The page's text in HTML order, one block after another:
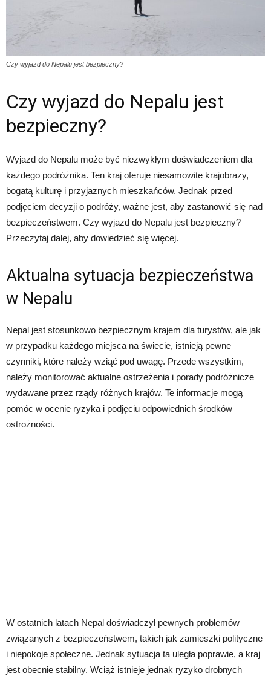
Czy wyjazd do Nepalu jest bezpieczny?
Czy wyjazd do Nepalu jest
bezpieczny?
Wyjazd do Nepalu może być niezwykłym doświadczeniem dla
każdego podróżnika. Ten kraj oferuje niesamowite krajobrazy,
bogatą kulturę i przyjaznych mieszkańców. Jednak przed
podjęciem decyzji o podróży, ważne jest, aby zastanowić się nad
bezpieczeństwem. Czy wyjazd do Nepalu jest bezpieczny?
Przeczytaj dalej, aby dowiedzieć się więcej.
Aktualna sytuacja bezpieczeństwa
w Nepalu
Nepal jest stosunkowo bezpiecznym krajem dla turystów, ale jak
w przypadku każdego miejsca na świecie, istnieją pewne
czynniki, które należy wziąć pod uwagę. Przede wszystkim,
należy monitorować aktualne ostrzeżenia i porady podróżnicze
wydawane przez rządy różnych krajów. Te informacje mogą
pomóc w ocenie ryzyka i podjęciu odpowiednich środków
ostrożności.
W ostatnich latach Nepal doświadczył pewnych problemów
związanych z bezpieczeństwem, takich jak zamieszki polityczne
i niepokoje społeczne. Jednak sytuacja ta uległa poprawie, a kraj
jest obecnie stabilny. Wciąż istnieje jednak ryzyko drobnych